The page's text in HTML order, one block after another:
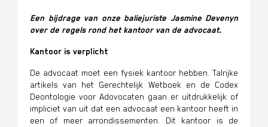
Een bijdrage van onze baliejuriste Jasmine Devenyn
over de regels rond het kantoor van de advocaat.
Kantoor is verplicht
De advocaat moet een fysiek kantoor hebben. Talrijke
artikels van het Gerechtelijk Wetboek en de Codex
Deontologie voor Adovocaten gaan er uitdrukkelijk of
impliciet van uit dat een advocaat een kantoor heeft in
een of meer arrondissementen. Dit kantoor is de